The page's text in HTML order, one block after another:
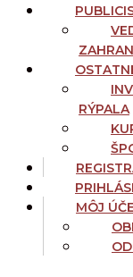
RÝPALA
MÔJ